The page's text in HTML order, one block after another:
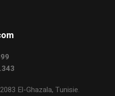
El-Ghazala, Tunisie.